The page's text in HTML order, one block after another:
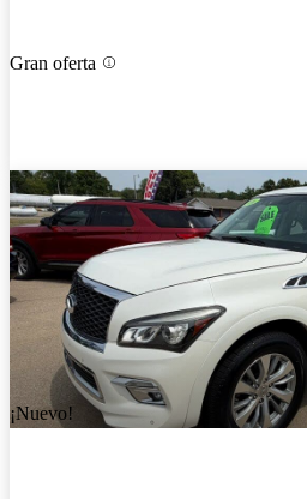
Gran oferta
¡Nuevo!